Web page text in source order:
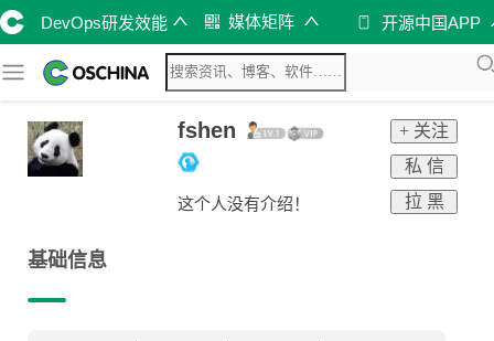
DevOps研发效能 媒体矩阵 开源中国APP
fshen
这个人没有介绍！
+ 关注
私 信
拉 黑
基础信息